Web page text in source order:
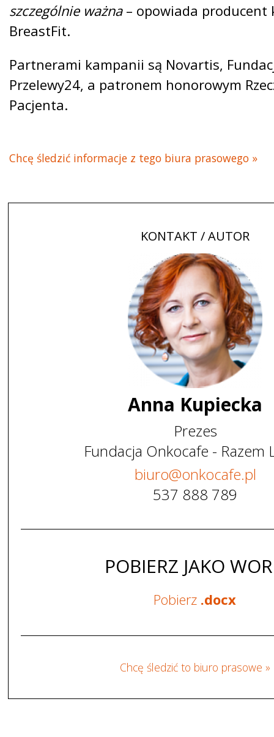
szczególnie ważna – opowiada producent
BreastFit.
Partnerami kampanii są Novartis,
Przelewy24, a patronem honorowym
Pacjenta.
Chcę śledzić informacje z tego biura prasowego »
KONTAKT / AUTOR
Anna Kupiecka
Prezes
Fundacja Onkocafe - Razem
biuro@onkocafe.pl
537 888 789
POBIERZ JAKO
Pobierz .docx
Chcę śledzić to biuro prasowe »